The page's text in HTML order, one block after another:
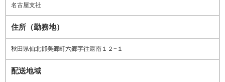
名古屋支社
住所（勤務地）
秋田県仙北郡美郷町六郷字往還南１２−１
配送地域